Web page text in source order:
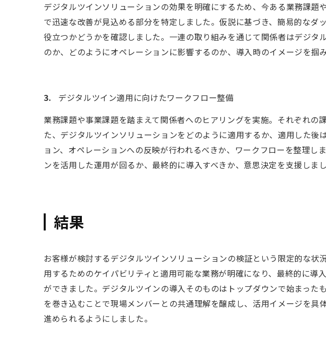
デジタルツインソリューションの効果を明確にするため、今ある業務課題
で迅速な改善が見込める部分を特定しました。仮説に基づき、簡易的なダ
役立つかどうかを確認しました。一連の取り組みを通じて関係者はデジタ
のか、どのようにオペレーションに影響するのか、導入時のイメージを掴
デジタルツイン適用に向けたワークフロー整備
業務課題や事業課題を踏まえて関係者へのヒアリングを実施。それぞれの
た、デジタルツインソリューションをどのように適用するか、適用した後
ョン、オペレーションへの反映が行われるべきか、ワークフローを整理し
ンを活用した運用が回るか、最終的に導入すべきか、意思決定を支援しまし
結果
お客様が検討するデジタルツインソリューションの検証という限定的な状
用するためのケイパビリティと適用可能な業務が明確になり、最終的に導
ができました。デジタルツインの導入そのものはトップダウンで始まった
を巻き込むことで現場メンバーとの共通理解を醸成し、活用イメージを具
進められるようにしました。